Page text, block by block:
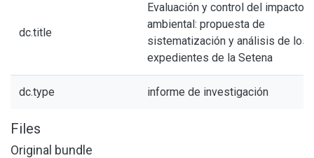
dc.title
Evaluación y control del impacto
ambiental: propuesta de
sistematización y análisis de los
expedientes de la Setena
dc.type informe de investigación
Files
Original bundle